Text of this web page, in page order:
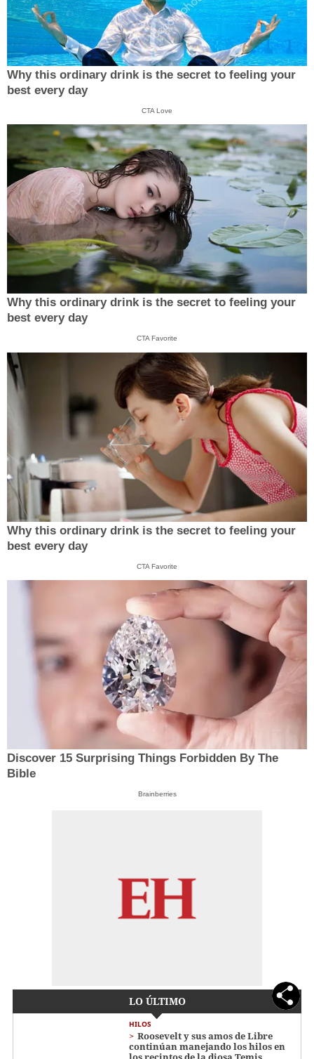
Why this ordinary drink is the secret to feeling your
best every day
CTA Love
Why this ordinary drink is the secret to feeling your
best every day
CTA Favorite
Why this ordinary drink is the secret to feeling your
best every day
CTA Favorite
Discover 15 Surprising Things Forbidden By The
Bible
Brainberries
LO ÚLTIMO
HILOS
Roosevelt y sus amos de Libre
continúan manejando los hilos en